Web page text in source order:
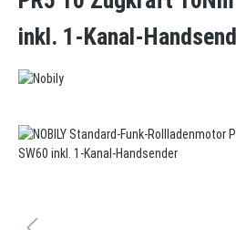
inkl. 1-Kanal-
Bildergalerie überspringen